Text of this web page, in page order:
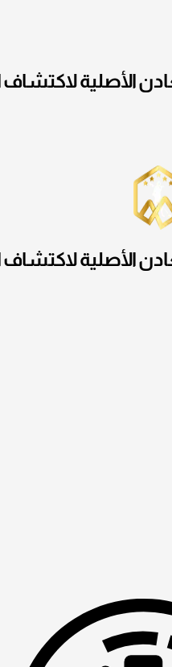
الأصلية لاكتشاف
الأصلية لاكتشاف